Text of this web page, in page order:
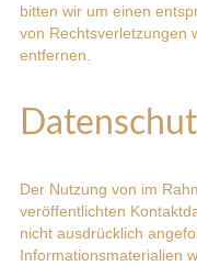
bitten wir um einen
von Rechtsverletzungen
entfernen.
Der Nutzung von im
veröffentlichten
nicht ausdrücklich
Informationsmaterialien